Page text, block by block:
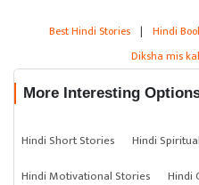
Best Hindi Stories | Hindi
Diksha mis
More Interesting
Hindi Short Stories Hindi
Hindi Motivational Stories
Hindi